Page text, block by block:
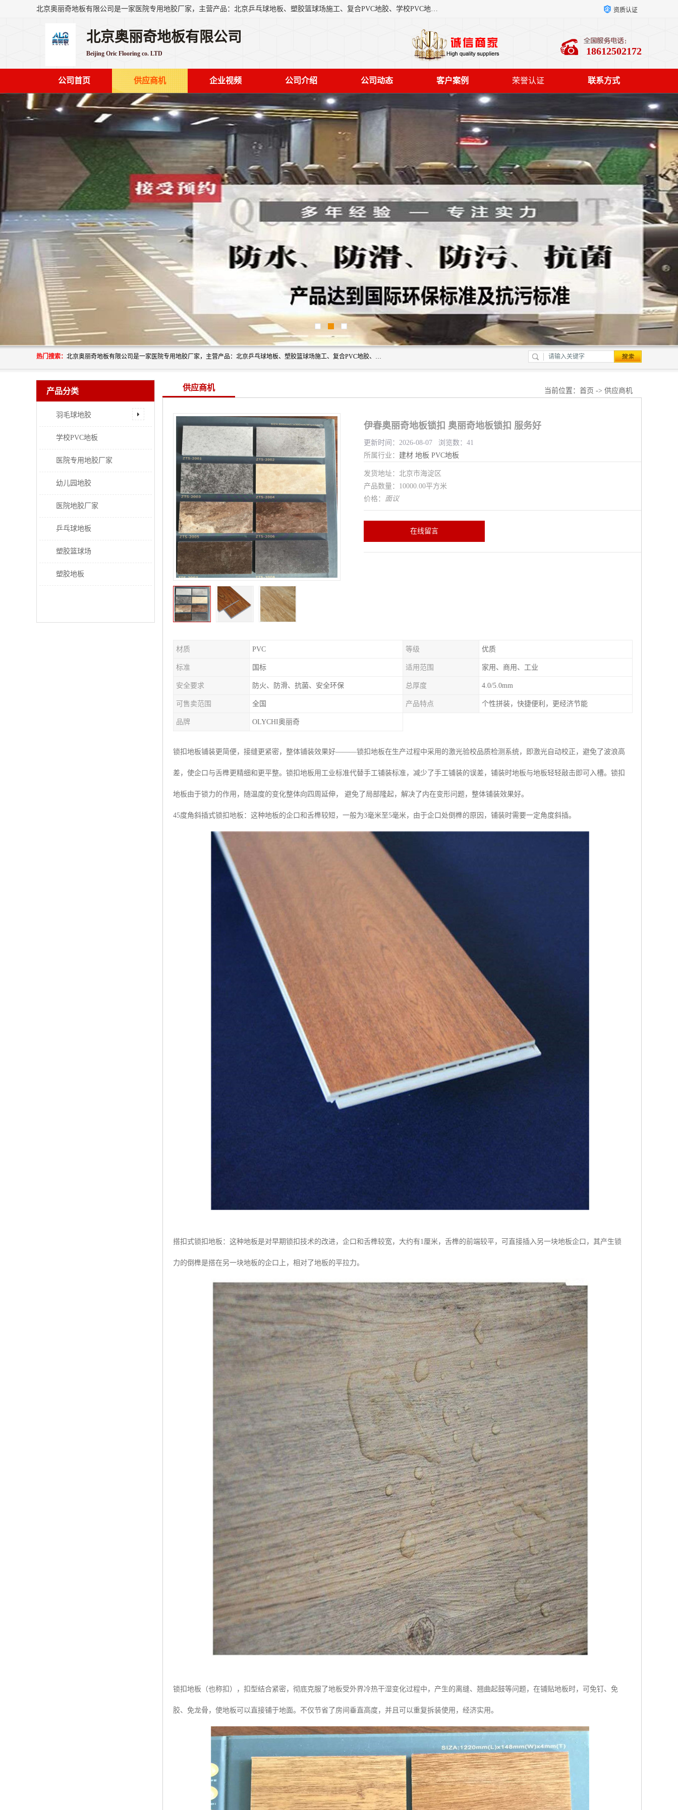
北京奥丽奇地板有限公司是一家医院专用地胶厂家，主营产品：北京乒乓球地板、塑胶篮球场施工、复合PVC地胶、学校PVC地板、幼儿园地胶等，奥丽奇是一家销售为一体PVC地板，塑胶地板为主的销售企业，公司所生产的PVC塑胶地板产品主要用于办公楼、医院、 机场、学校、幼儿园、商场、交通工具、宾馆、车站等公共场所。 资质认证
北京奥丽奇地板有限公司
Beijing Oric Flooring co. LTD 18612502172
公司首页 供应商机 企业视频 公司介绍 公司动态 客户案例 荣誉认证 联系方式
热门搜索： 北京奥丽奇地板有限公司是一家医院专用地胶厂家，主营产品：北京乒乓球地板、塑胶篮球场施工、复合PVC地胶、学校PVC地板、幼儿园地胶等，奥丽奇是一家销售为一体PVC地板，塑胶地板为主的销售企业，公司所生产的PVC塑胶地板产品主要用于办公楼、医院、 机场、学校、幼儿园、商场、交通工具、宾馆、车站等公共场所。
产品分类
羽毛球地胶
学校PVC地板
医院专用地胶厂家
幼儿园地胶
医院地胶厂家
乒乓球地板
塑胶篮球场
塑胶地板
供应商机 当前位置： 首页 -> 供应商机
伊春奥丽奇地板锁扣 奥丽奇地板锁扣 服务好
更新时间：2026-08-07 浏览数：41
所属行业： 建材 地板 PVC地板
发货地址：北京市海淀区
产品数量：10000.00平方米
价格： 面议
在线留言
材质 PVC 等级 优质
标准 国标 适用范围 家用、商用、工业
安全要求 防火、防滑、抗菌、安全环保 总厚度 4.0/5.0mm
可售卖范围 全国 产品特点 个性拼装，快捷便利，更经济节能
品牌 OLYCHI奥丽奇
锁扣地板铺装更简便，接缝更紧密，整体铺装效果好———锁扣地板在生产过程中采用的激光验校品质检测系统，即激光自动校正，避免了波浪高
差，使企口与舌榫更精细和更平整。锁扣地板用工业标准代替手工铺装标准，减少了手工铺装的误差，铺装时地板与地板轻轻敲击即可入槽。锁扣
地板由于锁力的作用，随温度的变化整体向四周延伸， 避免了局部隆起，解决了内在变形问题，整体铺装效果好。
45度角斜插式锁扣地板：这种地板的企口和舌榫较短，一般为3毫米至5毫米，由于企口处倒榫的原因，铺装时需要一定角度斜插。
搭扣式锁扣地板：这种地板是对早期锁扣技术的改进，企口和舌榫较宽，大约有1厘米，舌榫的前端较平，可直接插入另一块地板企口，其产生锁
力的倒榫是搭在另一块地板的企口上，相对了地板的平拉力。
锁扣地板（也称扣），扣型结合紧密，彻底克服了地板受外界冷热干湿变化过程中，产生的离缝、翘曲起鼓等问题，在铺贴地板时，可免钉、免
胶、免龙骨，使地板可以直接铺于地面。不仅节省了房间垂直高度，并且可以重复拆装使用，经济实用。